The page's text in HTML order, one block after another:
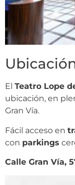
El Teatro Lope
ubicación, en
Gran Vía.
Fácil acceso en
con parkings
Calle Gran Vía,